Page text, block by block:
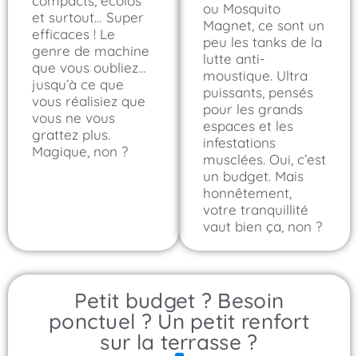
et surtout… Super
efficaces ! Le
genre de machine
que vous oubliez…
jusqu’à ce que
vous réalisiez que
vous ne vous
grattez plus.
Magique, non ?
ou Mosquito
Magnet, ce sont un
peu les tanks de la
lutte anti-
moustique. Ultra
puissants, pensés
pour les grands
espaces et les
infestations
musclées. Oui, c’est
un budget. Mais
honnêtement,
votre tranquillité
vaut bien ça, non ?
Petit budget ? Besoin
ponctuel ? Un petit renfort
sur la terrasse ?